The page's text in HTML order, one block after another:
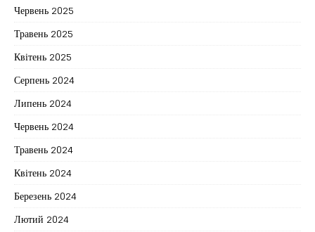
Червень 2025
Травень 2025
Квітень 2025
Серпень 2024
Липень 2024
Червень 2024
Травень 2024
Квітень 2024
Березень 2024
Лютий 2024